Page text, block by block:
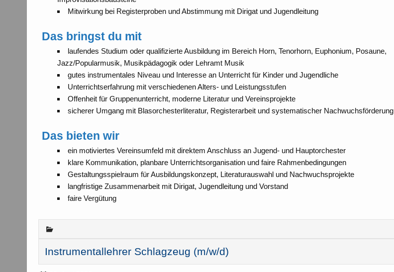
Mitwirkung bei Registerproben und Abstimmung mit Dirigat und Jugendleitung
Das bringst du mit
laufendes Studium oder qualifizierte Ausbildung im Bereich Horn, Tenorhorn, Euphonium, Posaune,
Jazz/Popularmusik, Musikpädagogik oder Lehramt Musik
gutes instrumentales Niveau und Interesse an Unterricht für Kinder und Jugendliche
Unterrichtserfahrung mit verschiedenen Alters- und Leistungsstufen
Offenheit für Gruppenunterricht, moderne Literatur und Vereinsprojekte
sicherer Umgang mit Blasorchesterliteratur, Registerarbeit und systematischer Nachwuchsförderung
Das bieten wir
ein motiviertes Vereinsumfeld mit direktem Anschluss an Jugend- und Hauptorchester
klare Kommunikation, planbare Unterrichtsorganisation und faire Rahmenbedingungen
Gestaltungsspielraum für Ausbildungskonzept, Literaturauswahl und Nachwuchsprojekte
langfristige Zusammenarbeit mit Dirigat, Jugendleitung und Vorstand
faire Vergütung
Instrumentallehrer Schlagzeug (m/w/d)